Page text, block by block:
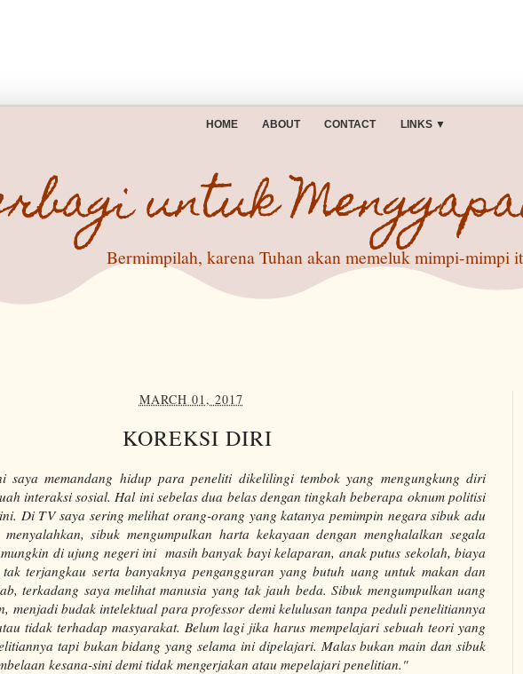
HOME ABOUT CONTACT LINKS ▼
untuk
Bermimpilah, karena Tuhan akan memeluk mimpi-mimpi
MARCH 01, 2017
KOREKSI DIRI
saya memandang hidup para peneliti dikelilingi tembok yang mengungkung diri
interaksi sosial. Hal ini sebelas dua belas dengan tingkah beberapa oknum politisi
Di TV saya sering melihat orang-orang yang katanya pemimpin negara sibuk adu
sibuk mengumpulkan harta kekayaan dengan menghalalkan segala
di ujung negeri ini masih banyak bayi kelaparan, anak putus sekolah, biaya
tak terjangkau serta banyaknya pengangguran yang butuh uang untuk makan dan
terkadang saya melihat manusia yang tak jauh beda. Sibuk mengumpulkan uang
menjadi budak intelektual para professor demi kelulusan tanpa peduli penelitiannya
tidak terhadap masyarakat. Belum lagi jika harus mempelajari sebuah teori yang
tapi bukan bidang yang selama ini dipelajari. Malas bukan main dan sibuk
kesana-sini demi tidak mengerjakan atau mepelajari penelitian."